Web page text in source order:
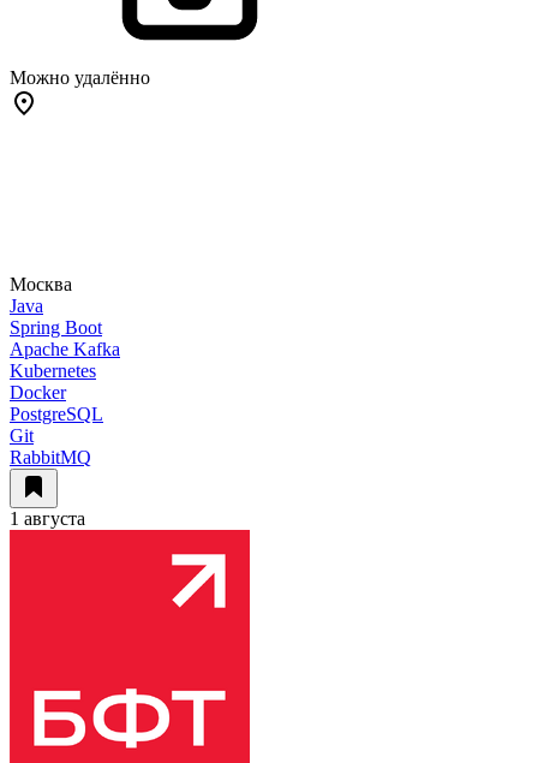
Можно удалённо
Москва
Java
Spring Boot
Apache Kafka
Kubernetes
Docker
PostgreSQL
Git
RabbitMQ
1 августа